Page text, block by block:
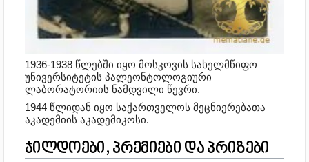
1936-1938 წლებში იყო მოსკოვის სახელმწიფო
უნივერსიტეტის პალეონტოლოგიური
ლაბორატორიის ნამდვილი წევრი.
1944 წლიდან იყო საქართველოს მეცნიერებათა
აკადემიის აკადემიკოსი.
ჯილდოები, პრემიები და პრიზები